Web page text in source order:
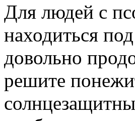
Для людей с
находиться
довольно
решите